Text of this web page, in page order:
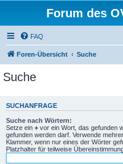
Forum des
FAQ
Foren-Übersicht Suche
Suche
SUCHANFRAGE
Suche nach Wörtern:
Setze ein + vor ein Wort, das gefunden
gefunden werden darf. Verwende
Klammer, wenn nur eines der Wörter
Platzhalter für teilweise